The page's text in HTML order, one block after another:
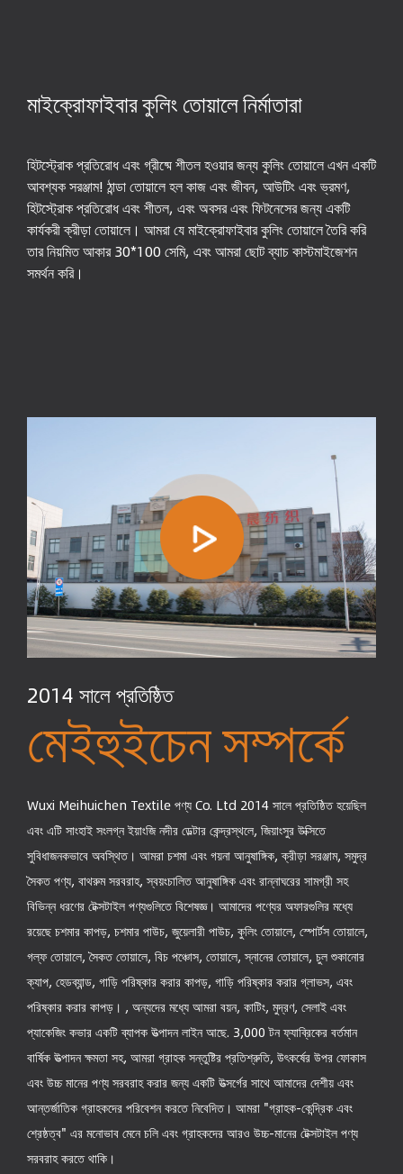
মাইক্রোফাইবার কুলিং তোয়ালে নির্মাতারা
হিটস্ট্রোক প্রতিরোধ এবং গ্রীষ্মে শীতল হওয়ার জন্য কুলিং তোয়ালে এখন একটি
আবশ্যক সরঞ্জাম! ঠান্ডা তোয়ালে হল কাজ এবং জীবন, আউটিং এবং ভ্রমণ,
হিটস্ট্রোক প্রতিরোধ এবং শীতল, এবং অবসর এবং ফিটনেসের জন্য একটি
কার্যকরী ক্রীড়া তোয়ালে। আমরা যে মাইক্রোফাইবার কুলিং তোয়ালে তৈরি করি
তার নিয়মিত আকার 30*100 সেমি, এবং আমরা ছোট ব্যাচ কাস্টমাইজেশন
সমর্থন করি।
2014 সালে প্রতিষ্ঠিত
মেইহুইচেন সম্পর্কে
Wuxi Meihuichen Textile পণ্য Co. Ltd 2014 সালে প্রতিষ্ঠিত হয়েছিল
এবং এটি সাংহাই সংলগ্ন ইয়াংজি নদীর ডেল্টার কেন্দ্রস্থলে, জিয়াংসুর উক্সিতে
সুবিধাজনকভাবে অবস্থিত। আমরা চশমা এবং গয়না আনুষাঙ্গিক, ক্রীড়া সরঞ্জাম, সমুদ্র
সৈকত পণ্য, বাথরুম সরবরাহ, স্বয়ংচালিত আনুষাঙ্গিক এবং রান্নাঘরের সামগ্রী সহ
বিভিন্ন ধরণের টেক্সটাইল পণ্যগুলিতে বিশেষজ্ঞ। আমাদের পণ্যের অফারগুলির মধ্যে
রয়েছে চশমার কাপড়, চশমার পাউচ, জুয়েলারী পাউচ, কুলিং তোয়ালে, স্পোর্টস তোয়ালে,
গল্ফ তোয়ালে, সৈকত তোয়ালে, বিচ পঞ্চোস, তোয়ালে, স্নানের তোয়ালে, চুল শুকানোর
ক্যাপ, হেডব্যান্ড, গাড়ি পরিষ্কার করার কাপড়, গাড়ি পরিষ্কার করার গ্লাভস, এবং
পরিষ্কার করার কাপড়। , অন্যদের মধ্যে আমরা বয়ন, কাটিং, মুদ্রণ, সেলাই এবং
প্যাকেজিং কভার একটি ব্যাপক উত্পাদন লাইন আছে. 3,000 টন ফ্যাব্রিকের বর্তমান
বার্ষিক উত্পাদন ক্ষমতা সহ, আমরা গ্রাহক সন্তুষ্টির প্রতিশ্রুতি, উৎকর্ষের উপর ফোকাস
এবং উচ্চ মানের পণ্য সরবরাহ করার জন্য একটি উত্সর্গের সাথে আমাদের দেশীয় এবং
আন্তর্জাতিক গ্রাহকদের পরিবেশন করতে নিবেদিত। আমরা "গ্রাহক-কেন্দ্রিক এবং
শ্রেষ্ঠত্ব" এর মনোভাব মেনে চলি এবং গ্রাহকদের আরও উচ্চ-মানের টেক্সটাইল পণ্য
সরবরাহ করতে থাকি।